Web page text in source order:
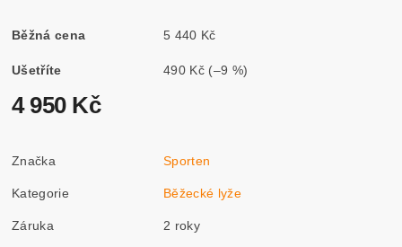
Běžná cena 5 440 Kč
Ušetříte 490 Kč (–9 %)
4 950 Kč
Značka Sporten
Kategorie Běžecké lyže
Záruka 2 roky